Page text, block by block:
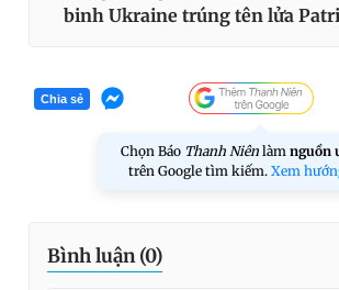
binh Ukraine trúng tên lửa
Chia sẻ
Chọn Báo Thanh Niên làm nguồn
trên Google tìm kiếm. Xem
Bình luận (0)